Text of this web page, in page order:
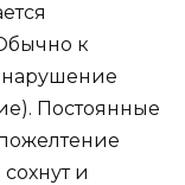
к
Постоянные
и